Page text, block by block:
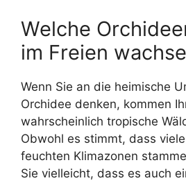
Welche
im Freien
Wenn Sie an die heimische
Orchidee denken, kommen
wahrscheinlich tropische
Obwohl es stimmt, dass
feuchten Klimazonen
Sie vielleicht, dass es auch